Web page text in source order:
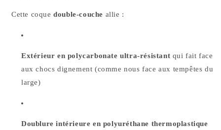
Cette coquedouble-couche allie :
Extérieur en polycarbonate ultra-résistant qui fait face
aux chocs dignement (comme nous face aux tempêtes du
large)
Doublure intérieure en polyuréthane thermoplastique